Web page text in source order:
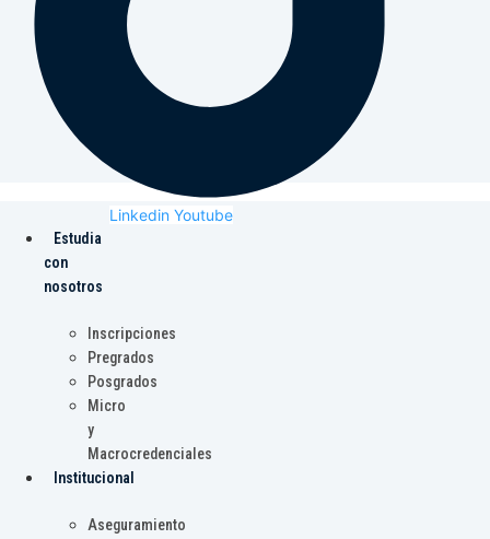
Linkedin Youtube
Estudia
con
nosotros
Inscripciones
Pregrados
Posgrados
Micro
y
Macrocredenciales
Institucional
Aseguramiento